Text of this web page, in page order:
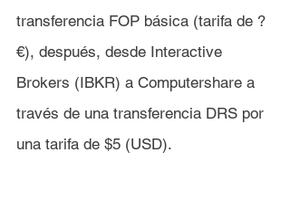
transferencia FOP básica (tarifa de ?
€), después, desde Interactive
Brokers (IBKR) a Computershare a
través de una transferencia DRS por
una tarifa de $5 (USD).